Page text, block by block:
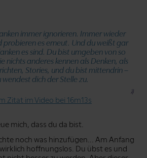
immer ignorieren. Immer wieder
probieren es erneut. Und du weißt gar
es sind. Du bist umgeben von so
nichts anderes kennen als Denken, als
Stories, und du bist mittendrin –
wendest dich der Stelle zu.
Zitat im Video bei 16m13s
mich, dass du da bist.
noch was hinzufügen... Am Anfang
hoffnungslos. Du übst es und